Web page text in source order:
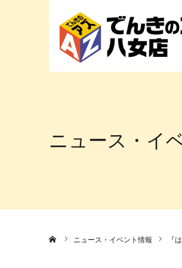
ニュース・イ
ニュース・イベント情報 『